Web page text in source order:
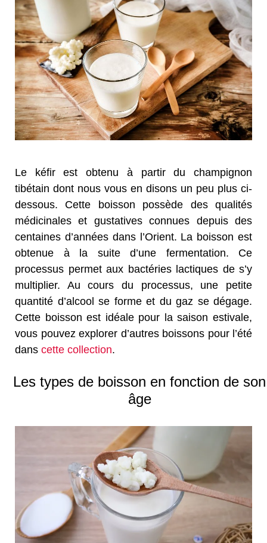
Le kéfir est obtenu à partir du champignon
tibétain dont nous vous en disons un peu plus ci-
dessous. Cette boisson possède des qualités
médicinales et gustatives connues depuis des
centaines d’années dans l’Orient. La boisson est
obtenue à la suite d’une fermentation. Ce
processus permet aux bactéries lactiques de s’y
multiplier. Au cours du processus, une petite
quantité d’alcool se forme et du gaz se dégage.
Cette boisson est idéale pour la saison estivale,
vous pouvez explorer d’autres boissons pour l’été
dans cette collection.
Les types de boisson en fonction de son
âge